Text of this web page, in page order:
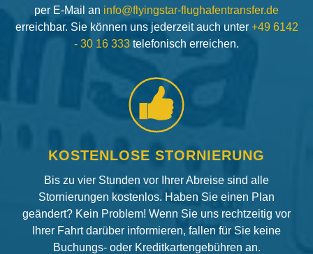
per E-Mail an info@flyingstar-flughafentransfer.de
erreichbar. Sie können uns jederzeit auch unter +49 6142
- 30 16 333 telefonisch erreichen.
KOSTENLOSE STORNIERUNG
Bis zu vier Stunden vor Ihrer Abreise sind alle
Stornierungen kostenlos. Haben Sie einen Plan
geändert? Kein Problem! Wenn Sie uns rechtzeitig vor
Ihrer Fahrt darüber informieren, fallen für Sie keine
Buchungs- oder Kreditkartengebühren an.